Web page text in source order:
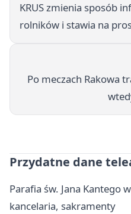
KRUS zmienia sposób
rolników i stawia na
Po meczach Rakowa
Przydatne dane
Parafia św. Jana Kantego
kancelaria, sakramenty